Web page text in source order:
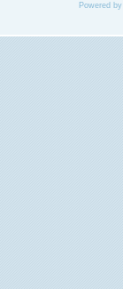
Powered by